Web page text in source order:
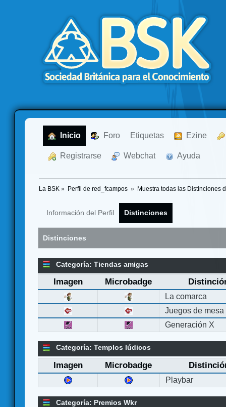
Inicio Foro Etiquetas Ezine
Registrarse Webchat Ayuda
La BSK » Perfil de red_fcampos » Muestra todas las Distinciones
Información del Perfil Distinciones
Distinciones
Categoría: Tiendas amigas
Imagen Microbadge
La comarca
Juegos de mesa
Generación X
Categoría: Templos lúdicos
Imagen Microbadge
Playbar
Categoría: Premios Wkr